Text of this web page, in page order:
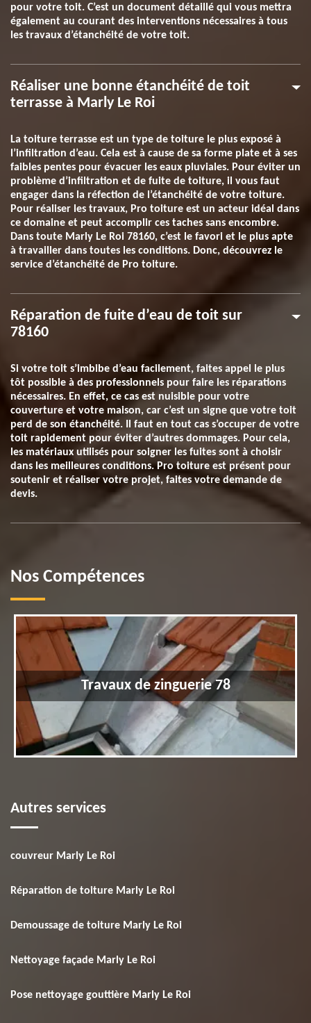
pour votre toit. C’est un document détaillé qui vous mettra
également au courant des interventions nécessaires à tous
les travaux d’étanchéité de votre toit.
Réaliser une bonne étanchéité de toit
terrasse à Marly Le Roi
La toiture terrasse est un type de toiture le plus exposé à
l’infiltration d’eau. Cela est à cause de sa forme plate et à ses
faibles pentes pour évacuer les eaux pluviales. Pour éviter un
problème d’infiltration et de fuite de toiture, il vous faut
engager dans la réfection de l’étanchéité de votre toiture.
Pour réaliser les travaux, Pro toiture est un acteur idéal dans
ce domaine et peut accomplir ces taches sans encombre.
Dans toute Marly Le Roi 78160, c’est le favori et le plus apte
à travailler dans toutes les conditions. Donc, découvrez le
service d’étanchéité de Pro toiture.
Réparation de fuite d’eau de toit sur
78160
Si votre toit s’imbibe d’eau facilement, faites appel le plus
tôt possible à des professionnels pour faire les réparations
nécessaires. En effet, ce cas est nuisible pour votre
couverture et votre maison, car c’est un signe que votre toit
perd de son étanchéité. Il faut en tout cas s’occuper de votre
toit rapidement pour éviter d’autres dommages. Pour cela,
les matériaux utilisés pour soigner les fuites sont à choisir
dans les meilleures conditions. Pro toiture est présent pour
soutenir et réaliser votre projet, faites votre demande de
devis.
Nos Compétences
Travaux de zinguerie 78
Autres services
couvreur Marly Le Roi
Réparation de toiture Marly Le Roi
Demoussage de toiture Marly Le Roi
Nettoyage façade Marly Le Roi
Pose nettoyage gouttière Marly Le Roi